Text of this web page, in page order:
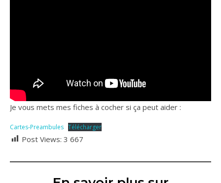
Je vous mets mes fiches à cocher si ça peut aider :
Cartes-Preambules Télécharger
Post Views: 3 667